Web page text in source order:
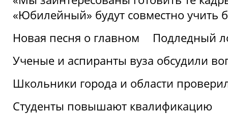
«Юбилейный» будут совместно учить
Новая песня о главном
Подледный
Ученые и аспиранты вуза обсудили
Школьники города и области
Студенты повышают квалификацию